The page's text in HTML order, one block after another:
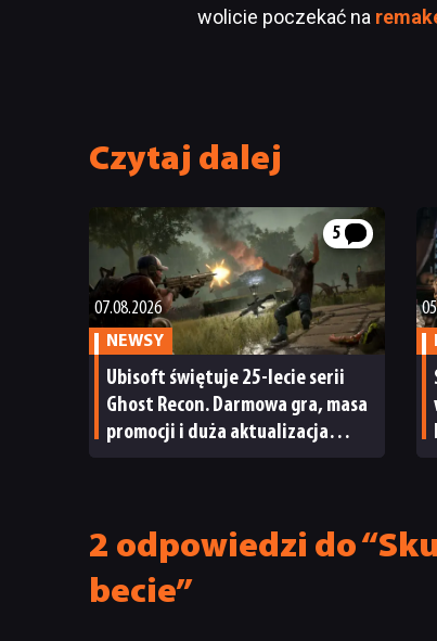
wolicie poczekać na
Czytaj dalej
5
07.08.2026
NEWSY
Ubisoft świętuje 25-lecie serii
Ghost Recon. Darmowa gra, masa
promocji i duża aktualizacja
2 odpowiedzi do
becie”